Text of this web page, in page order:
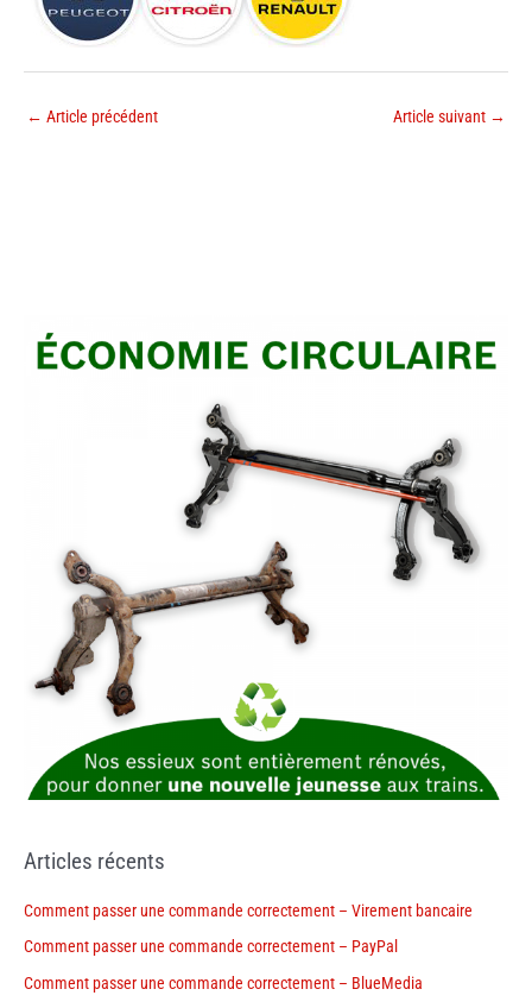
← Article précédent Article suivant →
Articles récents
Comment passer une commande correctement – Virement bancaire
Comment passer une commande correctement – PayPal
Comment passer une commande correctement – BlueMedia